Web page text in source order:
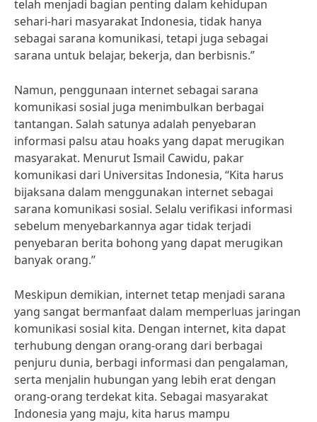
telah menjadi bagian penting dalam kehidupan
sehari-hari masyarakat Indonesia, tidak hanya
sebagai sarana komunikasi, tetapi juga sebagai
sarana untuk belajar, bekerja, dan berbisnis.”
Namun, penggunaan internet sebagai sarana
komunikasi sosial juga menimbulkan berbagai
tantangan. Salah satunya adalah penyebaran
informasi palsu atau hoaks yang dapat merugikan
masyarakat. Menurut Ismail Cawidu, pakar
komunikasi dari Universitas Indonesia, “Kita harus
bijaksana dalam menggunakan internet sebagai
sarana komunikasi sosial. Selalu verifikasi informasi
sebelum menyebarkannya agar tidak terjadi
penyebaran berita bohong yang dapat merugikan
banyak orang.”
Meskipun demikian, internet tetap menjadi sarana
yang sangat bermanfaat dalam memperluas jaringan
komunikasi sosial kita. Dengan internet, kita dapat
terhubung dengan orang-orang dari berbagai
penjuru dunia, berbagi informasi dan pengalaman,
serta menjalin hubungan yang lebih erat dengan
orang-orang terdekat kita. Sebagai masyarakat
Indonesia yang maju, kita harus mampu